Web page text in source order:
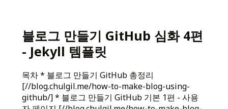
블로그 만들기 GitHub 심화 4편
- Jekyll 템플릿
목차 * 블로그 만들기 GitHub 총정리
[//blog.chulgil.me/how-to-make-blog-using-
github/] * 블로그 만들기 GitHub 기본 1편 - 사용